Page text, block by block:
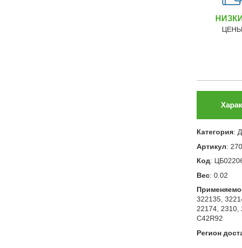
ЦЕНЫ
Категория:
Артикул:
Код:
Вес: 0.02
322135,
22174, 2310,
C42R92
Регион